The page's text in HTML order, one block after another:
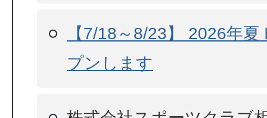
【7/18～8/23】 2026年
プンします